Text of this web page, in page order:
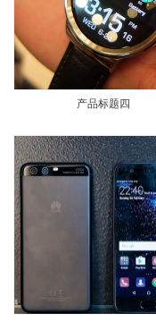
产品标题四